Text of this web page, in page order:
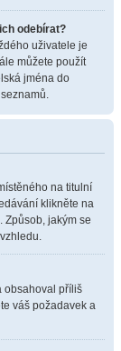
odebírat?
uživatele je
můžete použít
jména do
na titulní
klikněte na
Způsob, jakým se
obsahoval příliš
váš požadavek a